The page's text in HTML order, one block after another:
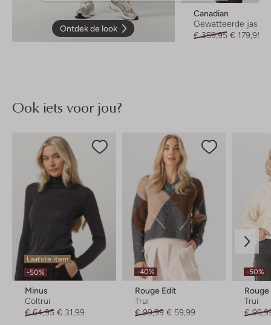
Ontdek de look
Canadian
Gewatteerde jas
€ 359,95 € 179,95
Ook iets voor jou?
Laatste item
-50%
Minus
Coltrui
€ 64,95 € 31,99
-40%
Rouge Edit
Trui
€ 99,99 € 59,99
-50%
Trui
€